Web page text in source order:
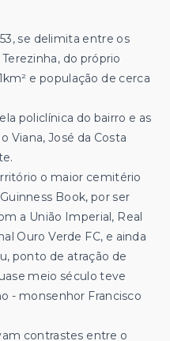
se delimita entre os
do próprio
e população de cerca
policlínica do bairro e as
Viana, José da Costa
o maior cemitério
Book, por ser
a União Imperial, Real
Ouro Verde FC, e ainda
ponto de atração de
meio século teve
- monsenhor Francisco
contrastes entre o